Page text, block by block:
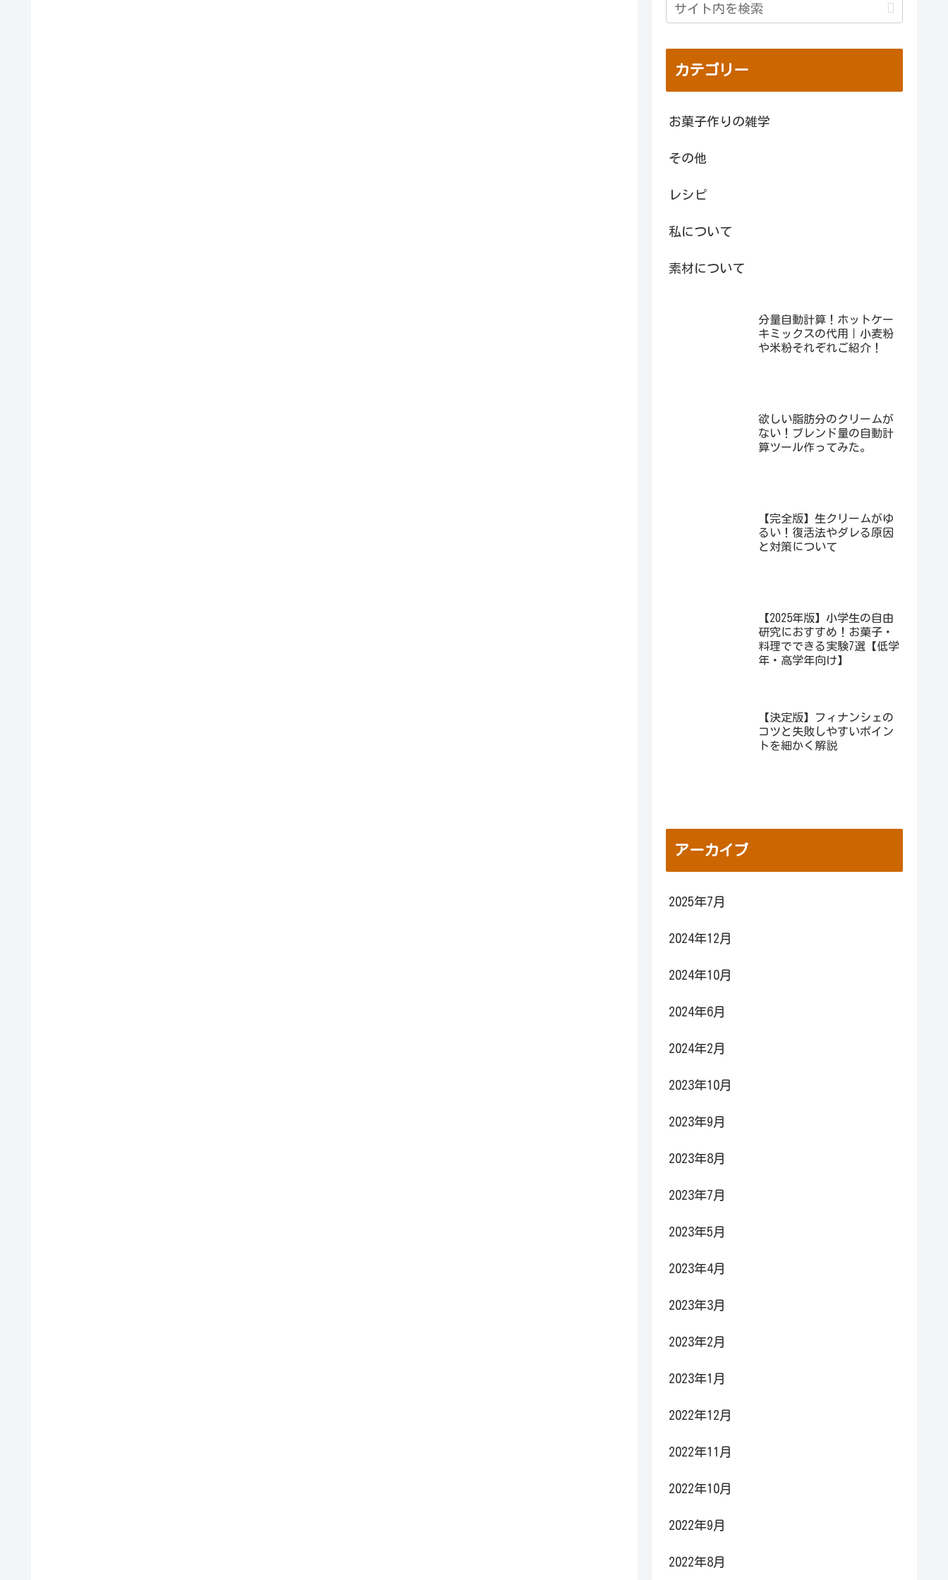
カテゴリー
お菓子作りの雑学
その他
レシピ
私について
素材について
分量自動計算！ホットケー
キミックスの代用｜小麦粉
や米粉それぞれご紹介！
欲しい脂肪分のクリームが
ない！ブレンド量の自動計
算ツール作ってみた。
【完全版】生クリームがゆ
るい！復活法やダレる原因
と対策について
【2025年版】小学生の自由
研究におすすめ！お菓子・
料理でできる実験7選【低学
年・高学年向け】
【決定版】フィナンシェの
コツと失敗しやすいポイン
トを細かく解説
アーカイブ
2025年7月
2024年12月
2024年10月
2024年6月
2024年2月
2023年10月
2023年9月
2023年8月
2023年7月
2023年5月
2023年4月
2023年3月
2023年2月
2023年1月
2022年12月
2022年11月
2022年10月
2022年9月
2022年8月